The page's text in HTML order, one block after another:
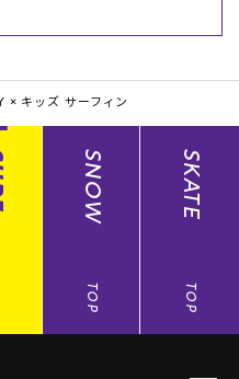
× キッズ サーフィン
SNOW
TOP
SKATE
TOP